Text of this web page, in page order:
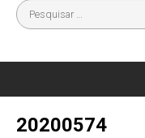
20200574